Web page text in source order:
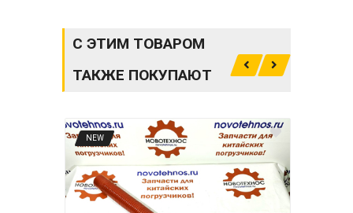
С ЭТИМ ТОВАРОМ
ТАКЖЕ ПОКУПАЮТ
NEW